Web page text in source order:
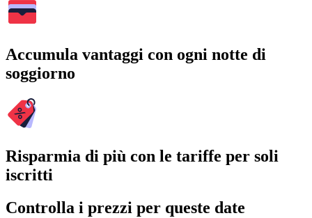
Accumula vantaggi con ogni notte di
soggiorno
Risparmia di più con le tariffe per soli
iscritti
Controlla i prezzi per queste date